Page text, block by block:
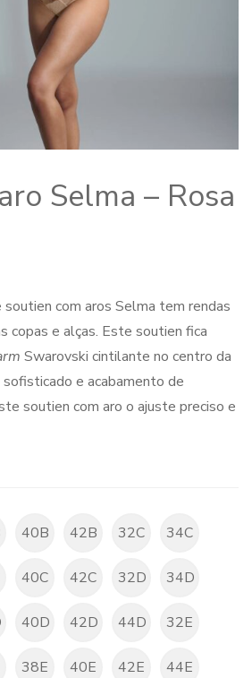
Selma – Rosa
com aros Selma tem rendas
copas e alças. Este soutien fica
Swarovski cintilante no centro da
e acabamento de
soutien com aro o ajuste preciso e
40B 42B 32C 34C
40C 42C 32D 34D
40D 42D 44D 32E
38E 40E 42E 44E